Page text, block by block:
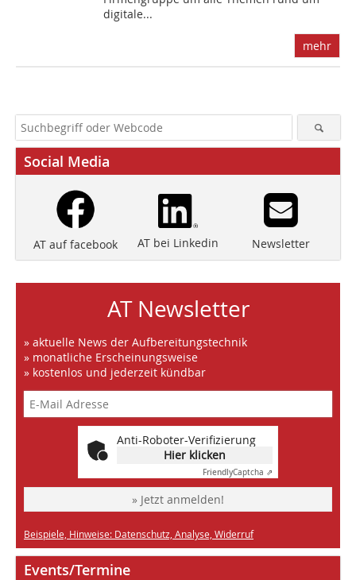
digitale...
mehr
Social Media
AT auf facebook AT bei Linkedin Newsletter
AT Newsletter
» aktuelle News der Aufbereitungstechnik
» monatliche Erscheinungsweise
» kostenlos und jederzeit kündbar
Anti-Roboter-Verifizierung
Hier klicken
FriendlyCaptcha ⇗
» Jetzt anmelden!
Beispiele, Hinweise: Datenschutz, Analyse, Widerruf
Events/Termine